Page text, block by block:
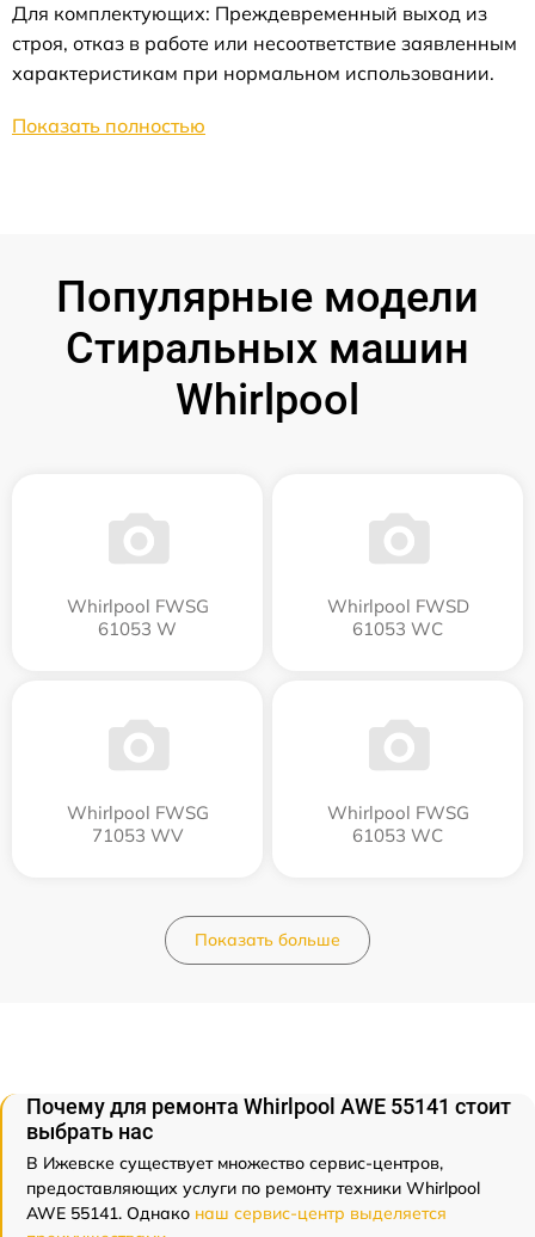
Для комплектующих: Преждевременный выход из
строя, отказ в работе или несоответствие заявленным
характеристикам при нормальном использовании.
Показать полностью
Популярные модели
Стиральных машин
Whirlpool
Whirlpool FWSG
61053 W
Whirlpool FWSD
61053 WC
Whirlpool FWSG
71053 WV
Whirlpool FWSG
61053 WC
Показать больше
Почему для ремонта Whirlpool AWE 55141 стоит
выбрать нас
В Ижевске существует множество сервис-центров,
предоставляющих услуги по ремонту техники Whirlpool
AWE 55141. Однако наш сервис-центр выделяется